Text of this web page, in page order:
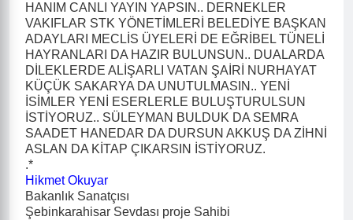
HANIM CANLI YAYIN YAPSIN.. DERNEKLER
VAKIFLAR STK YÖNETİMLERİ BELEDİYE BAŞKAN
ADAYLARI MECLİS ÜYELERİ DE EĞRİBEL TÜNELİ
HAYRANLARI DA HAZIR BULUNSUN.. DUALARDA
DİLEKLERDE ALİŞARLI VATAN ŞAİRİ NURHAYAT
KÜÇÜK SAKARYA DA UNUTULMASIN.. YENİ
İSİMLER YENİ ESERLERLE BULUŞTURULSUN
İSTİYORUZ.. SÜLEYMAN BULDUK DA SEMRA
SAADET HANEDAR DA DURSUN AKKUŞ DA ZİHNİ
ASLAN DA KİTAP ÇIKARSIN İSTİYORUZ.
.*
Hikmet Okuyar
Bakanlık Sanatçısı
Şebinkarahisar Sevdası proje Sahibi